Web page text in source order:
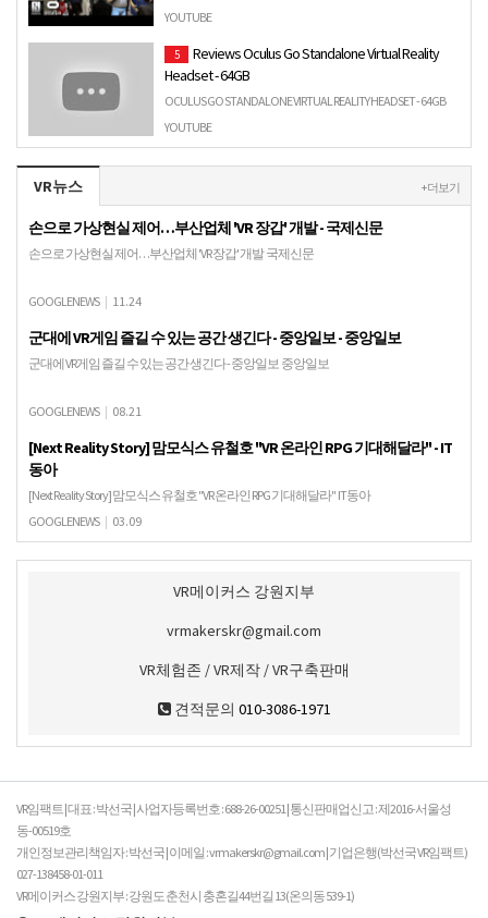
https://www.oculus.com/experiences/rift/1360938750683878 My
YOUTUBE
5
Reviews Oculus Go Standalone Virtual Reality
Headset - 64GB
OCULUS GO STANDALONE VIRTUAL REALITY HEADSET - 64GB
****** Special price at: https://amzn.to/2ICjyI5 Personal Viewing:
T…
YOUTUBE
VR뉴스 + 더보기
손으로 가상현실 제어…부산업체 'VR 장갑' 개발 - 국제신문
손으로 가상현실 제어…부산업체 'VR 장갑' 개발 국제신문
GOOGLENEWS | 11.24
군대에 VR게임 즐길 수 있는 공간 생긴다 - 중앙일보 - 중앙일보
군대에 VR게임 즐길 수 있는 공간 생긴다 - 중앙일보 중앙일보
GOOGLENEWS | 08.21
[Next Reality Story] 맘모식스 유철호 "VR 온라인 RPG 기대해달라" - IT
동아
[Next Reality Story] 맘모식스 유철호 "VR 온라인 RPG 기대해달라" IT동아
GOOGLENEWS | 03.09
VR메이커스 강원지부
vrmakerskr@gmail.com
VR체험존 / VR제작 / VR구축판매
견적문의 010-3086-1971
VR임팩트 | 대표 : 박선국 | 사업자등록번호 : 688-26-00251 | 통신판매업신고 : 제2016-서울성
동-00519호
개인정보관리책임자 : 박선국 | 이메일 : vrmakerskr@gmail.com | 기업은행(박선국 VR임팩트)
027-138458-01-011
VR메이커스 강원지부 : 강원도 춘천시 충혼길44번길 13(온의동 539-1)